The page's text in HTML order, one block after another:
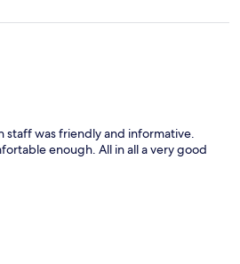
staff was friendly and informative.
enough. All in all a very good